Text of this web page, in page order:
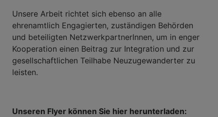
Unsere Arbeit richtet sich ebenso an alle
ehrenamtlich Engagierten, zuständigen Behörden
und beteiligten NetzwerkpartnerInnen, um in enger
Kooperation einen Beitrag zur Integration und zur
gesellschaftlichen Teilhabe Neuzugewanderter zu
leisten.
Unseren Flyer können Sie hier herunterladen: